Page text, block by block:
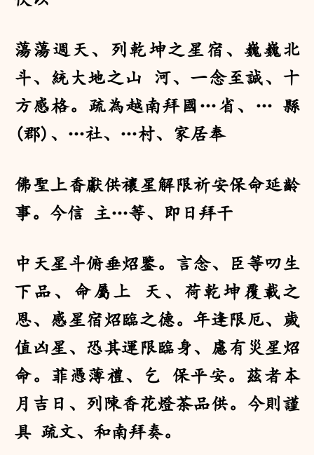
蕩蕩週天、列乾坤之星宿、巍巍北
斗、統大地之山 河、一念至誠、十
方感格。疏為越南拜國…省、… 縣
(郡)、…社、…村、家居奉
佛聖上香獻供禳星解限祈安保命延齡
事。今信 主…等、即日拜干
中天星斗俯垂炤鑒。言念、臣等叨生
下品、命屬上 天、荷乾坤覆載之
恩、感星宿炤臨之德。年逢限厄、歲
值凶星、恐其運限臨身、慮有災星炤
命。菲憑薄禮、乞 保平安。茲者本
月吉日、列陳香花燈茶品供。今則謹
具 疏文、和南拜奏。